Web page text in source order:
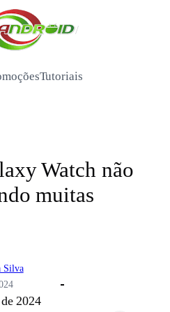
/
Tutoriais
Watch não
muitas
Silva
2024